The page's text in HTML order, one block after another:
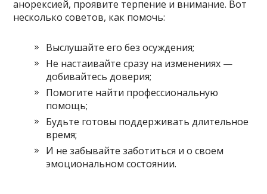
анорексией, проявите терпение и внимание. Вот
несколько советов, как помочь:
Выслушайте его без осуждения;
Не настаивайте сразу на изменениях —
добивайтесь доверия;
Помогите найти профессиональную
помощь;
Будьте готовы поддерживать длительное
время;
И не забывайте заботиться и о своем
эмоциональном состоянии.